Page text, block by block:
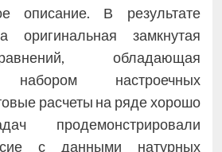
описание. В результате
оригинальная замкнутая
обладающая
набором настроечных
расчеты на ряде хорошо
продемонстрировали
с данными натурных